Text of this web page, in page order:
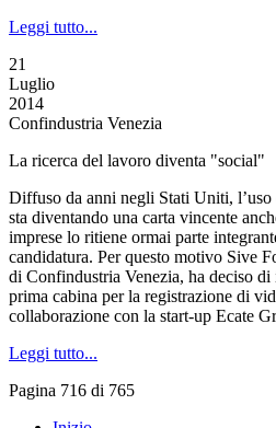
Leggi tutto...
21
Luglio
2014
Confindustria Venezia
La ricerca del lavoro diventa "social"
Diffuso da anni negli Stati Uniti,
sta diventando una carta vincente
imprese lo ritiene ormai parte
candidatura. Per questo motivo Sive
di Confindustria Venezia, ha deciso di
prima cabina per la registrazione di
collaborazione con la start-up Ecate
Leggi tutto...
Pagina 716 di 765